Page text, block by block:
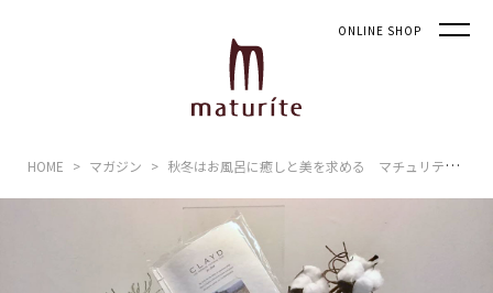
ONLINE SHOP
HOME マガジン 秋冬はお風呂に癒しと美を求める マチュリテの女性をいたわるバスアイテム